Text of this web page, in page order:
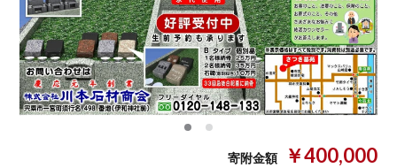
寄附金額 ￥400,000